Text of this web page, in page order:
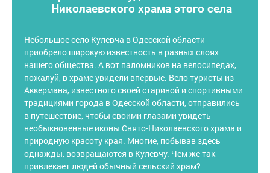
Николаевского храма этого села
Небольшое село Кулевча в Одесской области
приобрело широкую известность в разных слоях
нашего общества. А вот паломников на велосипедах,
пожалуй, в храме увидели впервые. Вело туристы из
Аккермана, известного своей стариной и спортивными
традициями города в Одесской области, отправились
в путешествие, чтобы своими глазами увидеть
необыкновенные иконы Свято-Николаевского храма и
природную красоту края. Многие, побывав здесь
однажды, возвращаются в Кулевчу. Чем же так
привлекает людей обычный сельский храм?